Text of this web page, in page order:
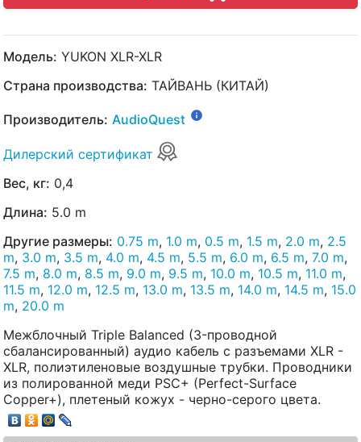
Модель: YUKON XLR-XLR
Страна производства: ТАЙВАНЬ (КИТАЙ)
Производитель: AudioQuest
Дилерский сертификат
Вес, кг: 0,4
Длина: 5.0 m
Другие размеры: 0.75 m, 1.0 m, 0.5 m, 1.5 m, 2.0 m, 2.5
m, 3.0 m, 3.5 m, 4.0 m, 4.5 m, 5.5 m, 6.0 m, 6.5 m, 7.0 m,
7.5 m, 8.0 m, 8.5 m, 9.0 m, 9.5 m, 10.0 m, 10.5 m, 11.0 m,
11.5 m, 12.0 m, 12.5 m, 13.0 m, 13.5 m, 14.0 m, 14.5 m, 15.0
m, 20.0 m
Межблочный Triple Balanced (3-проводной
сбалансированный) аудио кабель с разъемами XLR -
XLR, полиэтиленовые воздушные трубки. Проводники
из полированной меди PSC+ (Perfect-Surface
Copper+), плетеный кожух - черно-серого цвета.